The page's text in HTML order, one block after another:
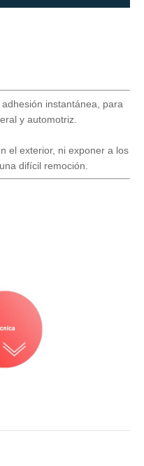
instantánea, para
y automotriz.
el exterior, ni exponer a los
difícil remoción.